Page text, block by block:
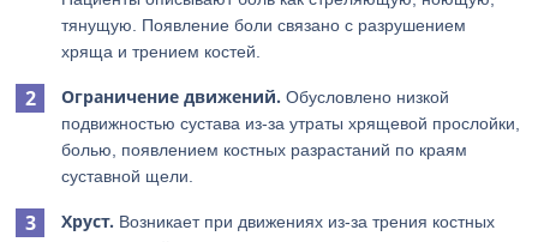
тянущую. Появление боли связано с разрушением
хряща и трением костей.
Ограничение движений. Обусловлено низкой
подвижностью сустава из-за утраты хрящевой прослойки,
болью, появлением костных разрастаний по краям
суставной щели.
Хруст. Возникает при движениях из-за трения костных